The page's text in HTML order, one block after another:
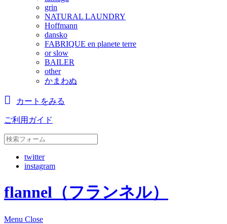
grin
NATURAL LAUNDRY
Hoffmann
dansko
FABRIQUE en planete terre
or slow
BAILER
other
かまわぬ
カートをみる
ご利用ガイド
twitter
instagram
flannel（フランネル）
Menu Close